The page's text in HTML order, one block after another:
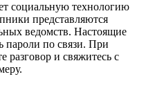
социальную технологию
представляются
ведомств. Настоящие
пароли по связи. При
разговор и свяжитесь с